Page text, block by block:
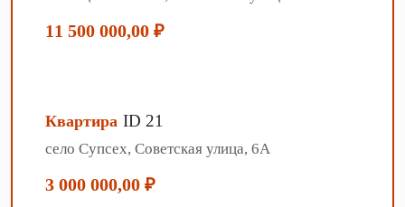
11 500 000,00 ₽
Квартира ID 21
село Супсех, Советская улица, 6А
3 000 000,00 ₽